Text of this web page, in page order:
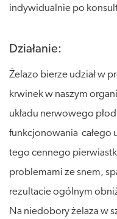
indywidualnie po
Działanie:
Żelazo bierze udział w
krwinek w naszym
układu nerwowego
funkcjonowania całego
tego cennego
problemami ze snem,
rezultacie ogólnym
Na niedobory żelaza w